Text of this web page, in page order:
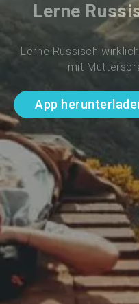
Lerne
Lerne Russisch
mit
App